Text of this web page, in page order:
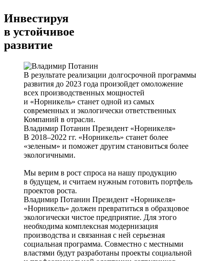
Инвестируя
в устойчивое
развитие
В результате реализации долгосрочной программы
развития до 2023 года произойдет омоложение
всех производственных мощностей
и «Норникель» станет одной из самых
современных и экологически ответственных
Компаний в отрасли.
Владимир Потанин Президент «Норникеля»
В 2018–2022 гг. «Норникель» станет более
«зеленым» и поможет другим становиться более
экологичными.
Мы верим в рост спроса на нашу продукцию
в будущем, и считаем нужным готовить портфель
проектов роста.
Владимир Потанин Президент «Норникеля»
«Норникель» должен превратиться в образцовое
экологически чистое предприятие. Для этого
необходима комплексная модернизация
производства и связанная с ней серьезная
социальная программа. Совместно с местными
властями будут разработаны проекты социальной